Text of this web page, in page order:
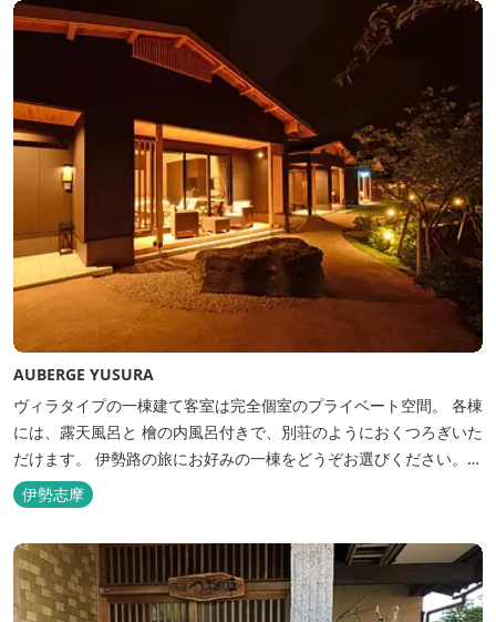
AUBERGE YUSURA
ヴィラタイプの一棟建て客室は完全個室のプライベート空間。 各棟
には、露天風呂と 檜の内風呂付きで、別荘のようにおくつろぎいた
だけます。 伊勢路の旅にお好みの一棟をどうぞお選びください。
「AUBERGE YUSURA」が大切にしていること それは、小さな宿な
らではの「ひと手間」のおもてなし。 「居・食・充」を満たし、皆
て...
伊勢志摩